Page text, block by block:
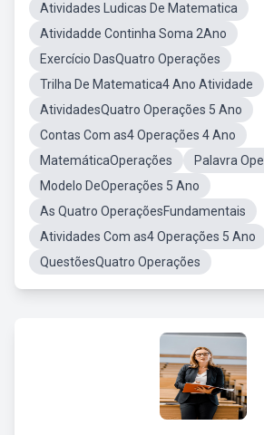
Atividades Ludicas De Matematica
Atividadde Continha Soma 2Ano
Exercício DasQuatro Operações
Trilha De Matematica4 Ano Atividade
AtividadesQuatro Operações 5 Ano
Contas Com as4 Operações 4 Ano
MatemáticaOperações
Palavra
Modelo DeOperações 5 Ano
As Quatro OperaçõesFundamentais
Atividades Com as4 Operações 5 Ano
QuestõesQuatro Operações